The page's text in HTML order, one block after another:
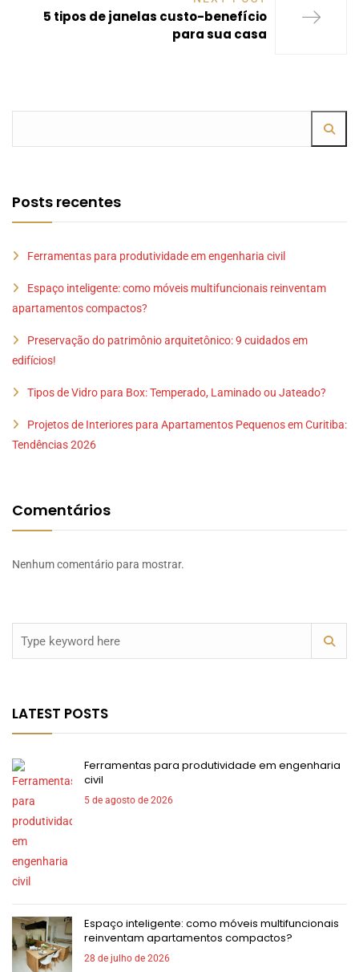
5 tipos de janelas custo-benefício
para sua casa
Posts recentes
Ferramentas para produtividade em engenharia civil
Espaço inteligente: como móveis multifuncionais reinventam
apartamentos compactos?
Preservação do patrimônio arquitetônico: 9 cuidados em
edifícios!
Tipos de Vidro para Box: Temperado, Laminado ou Jateado?
Projetos de Interiores para Apartamentos Pequenos em Curitiba:
Tendências 2026
Comentários
Nenhum comentário para mostrar.
LATEST POSTS
Ferramentas para produtividade em engenharia
civil
5 de agosto de 2026
Espaço inteligente: como móveis multifuncionais
reinventam apartamentos compactos?
28 de julho de 2026